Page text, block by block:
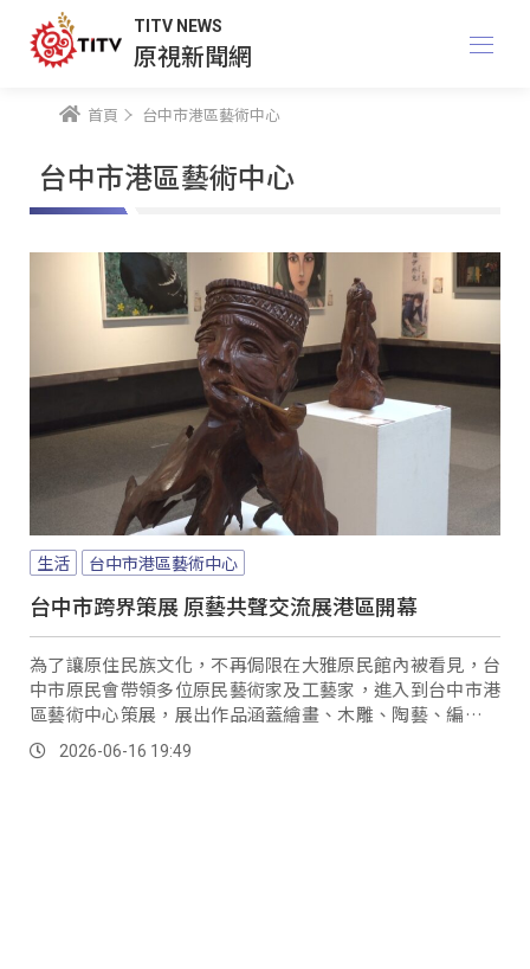
TITV NEWS
原視新聞網
首頁 台中市港區藝術中心
台中市港區藝術中心
生活 台中市港區藝術中心
台中市跨界策展 原藝共聲交流展港區開幕
為了讓原住民族文化，不再侷限在大雅原民館內被看見，台
中市原民會帶領多位原民藝術家及工藝家，進入到台中市港
區藝術中心策展，展出作品涵蓋繪畫、木雕、陶藝、編織、
皮革工藝、漆藝及雕塑等作品，要讓原民文化、藝術及創
作，觸及更多民眾。
2026-06-16 19:49